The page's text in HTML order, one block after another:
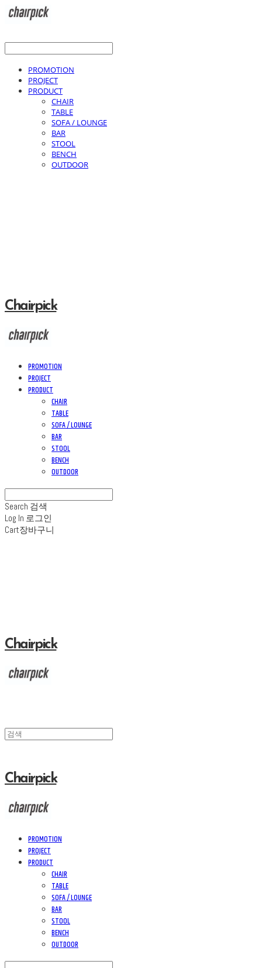
PROMOTION
PROJECT
PRODUCT
CHAIR
TABLE
SOFA / LOUNGE
BAR
STOOL
BENCH
OUTDOOR
Chairpick
PROMOTION
PROJECT
PRODUCT
CHAIR
TABLE
SOFA / LOUNGE
BAR
STOOL
BENCH
OUTDOOR
Search 검색
Log In 로그인
Cart장바구니
Chairpick
Chairpick
PROMOTION
PROJECT
PRODUCT
CHAIR
TABLE
SOFA / LOUNGE
BAR
STOOL
BENCH
OUTDOOR